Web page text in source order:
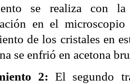
se realiza con
en el
de los cristales en
se enfrió en acetona
2: El segundo